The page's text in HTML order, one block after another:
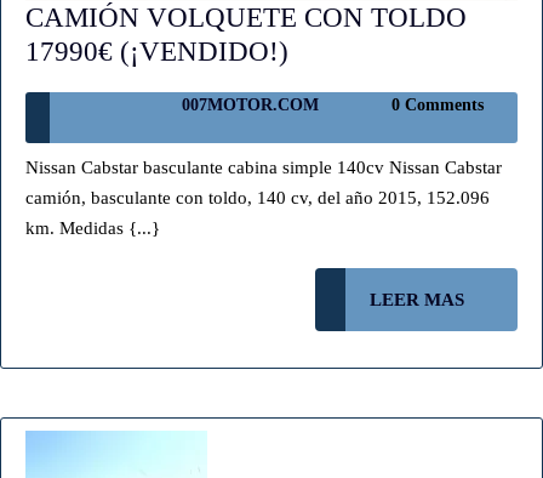
CAMIÓN VOLQUETE CON TOLDO
17990€ (¡VENDIDO!)
VOLQUETE
CON
TOLDO
17990€
007MOTOR.COM 007MOTOR.COM
0 Comments
Nissan Cabstar basculante cabina simple 140cv Nissan Cabstar
camión, basculante con toldo, 140 cv, del año 2015, 152.096
km. Medidas {...}
LEER MAS
MAS